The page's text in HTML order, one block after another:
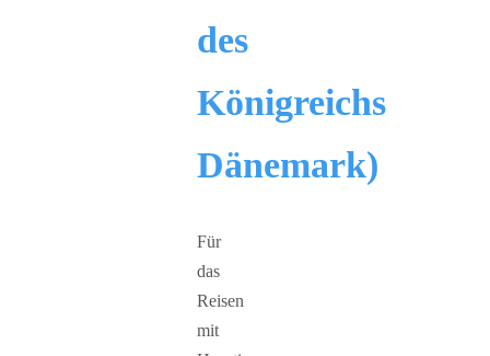
des
Königreichs
Dänemark)
Für
das
Reisen
mit